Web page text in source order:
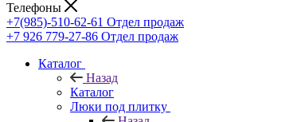
Телефоны
+7(985)-510-62-61 Отдел продаж
‪+7 926 779-27-86‬ Отдел продаж
Каталог
Назад
Каталог
Люки под плитку